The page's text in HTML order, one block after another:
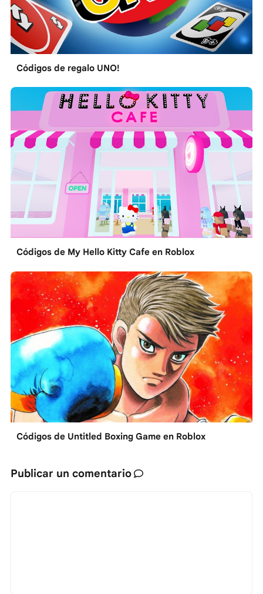
Códigos de regalo UNO!
Códigos de My Hello Kitty Cafe en Roblox
Códigos de Untitled Boxing Game en Roblox
Publicar un comentario